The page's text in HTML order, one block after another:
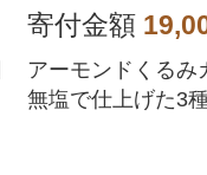
寄付金額
アーモンドくるみ
無塩で仕上げた3